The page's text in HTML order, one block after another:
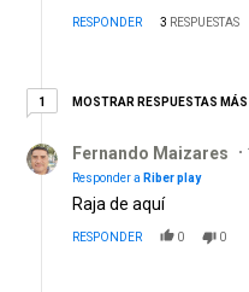
RESPONDER 3 RESPUESTAS
11 respuesta más antiguas
MOSTRAR RESPUESTAS
Fernando Maizares
Responder a Riber play
Raja de aquí
RESPONDER 0 0